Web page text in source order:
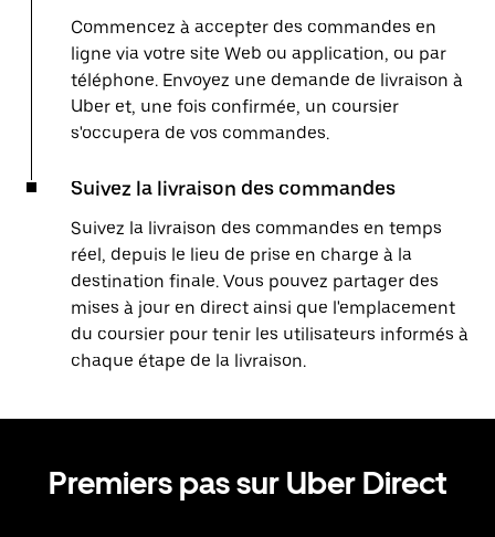
Commencez à accepter des commandes en
ligne via votre site Web ou application, ou par
téléphone. Envoyez une demande de livraison à
Uber et, une fois confirmée, un coursier
s'occupera de vos commandes.
Suivez la livraison des commandes
Suivez la livraison des commandes en temps
réel, depuis le lieu de prise en charge à la
destination finale. Vous pouvez partager des
mises à jour en direct ainsi que l'emplacement
du coursier pour tenir les utilisateurs informés à
chaque étape de la livraison.
Premiers pas sur Uber Direct